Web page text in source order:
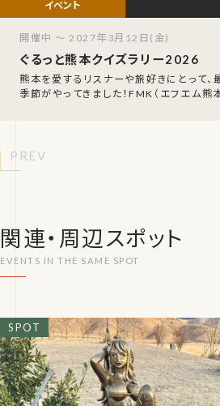
ぐるっと熊本クイズラリー2026
熊本を愛するリスナーや旅好きにとって、
季節がやってきました！FMK（エフエム熊
開催中 ～ 2027年3月12日(金)
PREV
関連・周辺スポット